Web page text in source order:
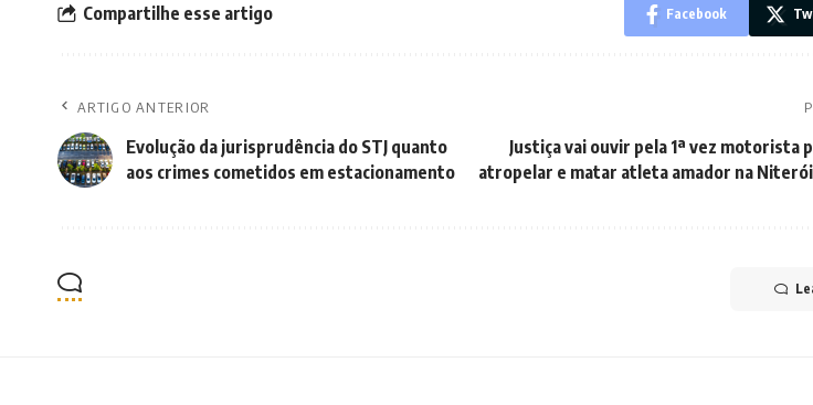
Compartilhe esse artigo Facebook
ARTIGO ANTERIOR
Evolução da jurisprudência do STJ quanto
aos crimes cometidos em estacionamento
Justiça vai ouvir pela 1ª vez motorista
atropelar e matar atleta amador na